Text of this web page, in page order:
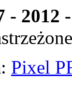
2012
Pixel